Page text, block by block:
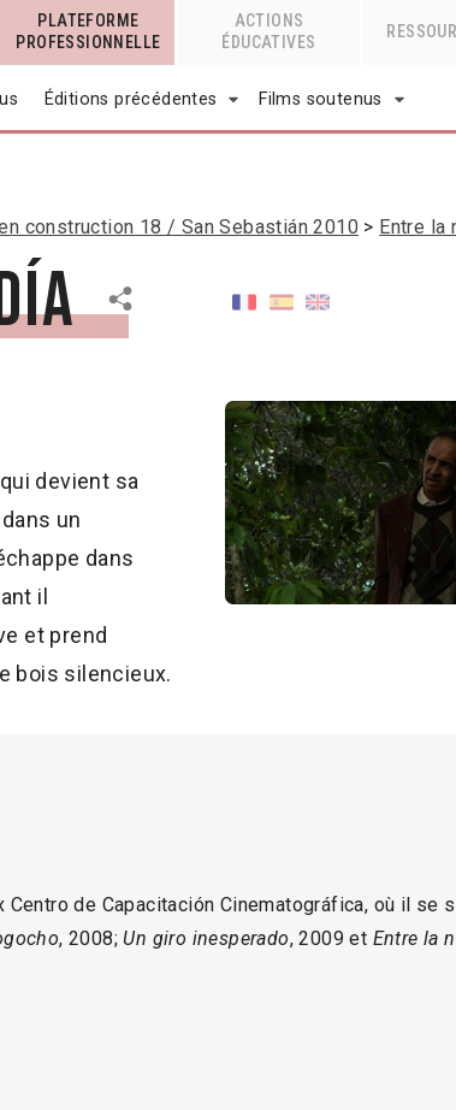
PLATEFORME
PROFESSIONNELLE
ACTIONS
ÉDUCATIVES
Éditions précédentes Films soutenus
construction 18 / San Sebastián 2010 Entre la
devient sa
un
dans
il
et prend
bois silencieux.
Centro de Capacitación Cinematográfica, où il
, 2008; Un giro inesperado, 2009 et Entre la